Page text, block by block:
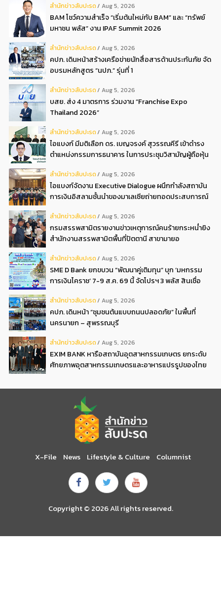
สํานักข่าวสับปะรด Aug 5, 2026
BAM โชว์ความสำเร็จ “เริ่มต้นใหม่กับ BAM” และ “ทรัพย์
มหาชน พลัส” งาน IPAF Summit 2026
สํานักข่าวสับปะรด Aug 5, 2026
คปภ. เดินหน้าสร้างเครือข่ายนักสื่อสารด้านประกันภัย จัด
อบรมหลักสูตร “นปภ.” รุ่นที่ 1
สํานักข่าวสับปะรด Aug 5, 2026
บสย. ส่ง 4 มาตรการ ร่วมงาน “Franchise Expo
Thailand 2026”
สํานักข่าวสับปะรด Aug 5, 2026
ไอแบงก์ มีมติเลือก ดร. เบญจรงค์ สุวรรณคีรี เข้าดำรง
ตำแหน่งกรรมการธนาคาร ในการประชุมวิสามัญผู้ถือหุ้น
สํานักข่าวสับปะรด Aug 5, 2026
ไอแบงก์จัดงาน Executive Dialogue ผนึกกำลังสถาบัน
การเงินอิสลามชั้นนำของมาเลเซียถ่ายทอดประสบการณ์
อิสลามแห่งอนาคต
สํานักข่าวสับปะรด Aug 5, 2026
กรมสรรพสามิตรายงานข่าวเหตุการณ์คนร้ายกระหน่ำยิง
สำนักงานสรรพสามิตพื้นที่ปัตตานี สาขามายอ
สํานักข่าวสับปะรด Aug 5, 2026
SME D Bank ยกขบวน “พัฒนาคู่เติมทุน” บุก ‘มหกรรม
การเงินโคราช’ 7-9 ส.ค. 69 นี้ จัดโปรฯ 3 พลัส สินเชื่อ
สํานักข่าวสับปะรด Aug 5, 2026
คปภ. เดินหน้า “ชุมชนต้นแบบถนนปลอดภัย” ในพื้นที่
นครนายก – สุพรรณบุรี
สํานักข่าวสับปะรด Aug 5, 2026
EXIM BANK หารือสถาบันอุตสาหกรรมเกษตร ยกระดับ
ศักยภาพอุตสาหกรรมเกษตรและอาหารแปรรูปของไทย
X-File News Lifestyle & Culture Columnist
Copyright © 2026 All rights reserved.